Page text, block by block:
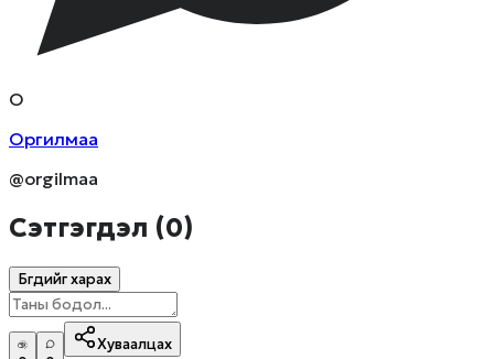
О
Оргилмаа
@orgilmaa
Сэтгэгдэл (0)
Бүгдийг харах
Хуваалцах